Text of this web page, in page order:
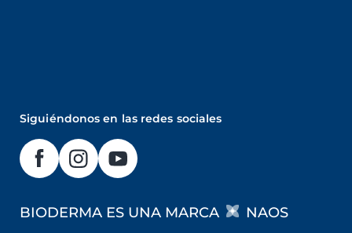
Siguiéndonos en las redes sociales
BIODERMA ES UNA MARCA NAOS